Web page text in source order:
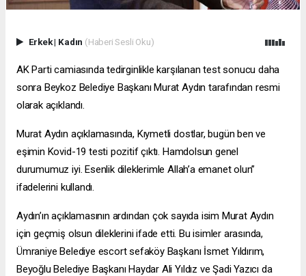
Erkek| Kadın (Haberi Sesli Oku)
AK Parti camiasında tedirginlikle karşılanan test sonucu daha
sonra Beykoz Belediye Başkanı Murat Aydın tarafından resmi
olarak açıklandı.
Murat Aydın açıklamasında, Kıymetli dostlar, bugün ben ve
eşimin Kovid-19 testi pozitif çıktı. Hamdolsun genel
durumumuz iyi. Esenlik dileklerimle Allah’a emanet olun”
ifadelerini kullandı.
Aydın’ın açıklamasının ardından çok sayıda isim Murat Aydın
için geçmiş olsun dileklerini ifade etti. Bu isimler arasında,
Ümraniye Belediye escort sefaköyBaşkanı İsmet Yıldırım,
Beyoğlu Belediye Başkanı Haydar Ali Yıldız ve Şadi Yazıcı da